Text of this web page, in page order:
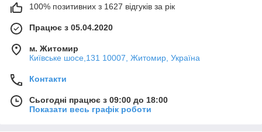
100% позитивних з 1627 відгуків за рік
Працює з 05.04.2020
м. Житомир
Київське шосе,131 10007, Житомир, Україна
Контакти
Сьогодні працює з 09:00 до 18:00
Показати весь графік роботи